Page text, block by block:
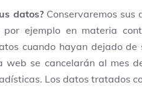
datos?Conservaremos sus
por ejemplo en materia
cuando hayan dejado
se cancelarán al mes
Los datos tratados